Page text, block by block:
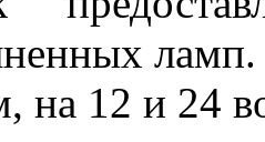
на 12 и 24